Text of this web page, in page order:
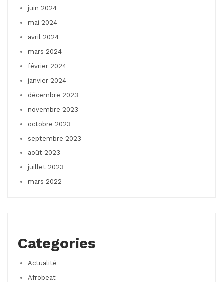
juin 2024
mai 2024
avril 2024
mars 2024
février 2024
janvier 2024
décembre 2023
novembre 2023
octobre 2023
septembre 2023
août 2023
juillet 2023
mars 2022
Categories
Actualité
Afrobeat